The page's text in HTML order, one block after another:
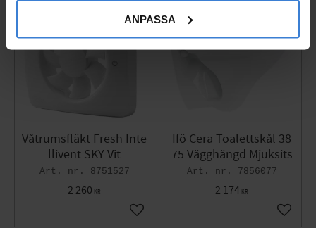
ANPASSA
Våtrumsfläkt Fresh Inte
llivent SKY Vit
8751527
2 260 KR
Add to favorites
Ifö Cera Toalettskål 38
75 Vägghängd Mjuksits
7856077
2 174 KR
Add